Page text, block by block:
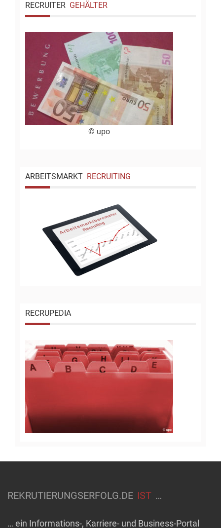
RECRUITER GEHÄLTER
© upo
ARBEITSMARKT RECRUITING
RECRUPEDIA
REKRUTIERUNGSERFOLG.DE IST …
… ein Informations-, Karriere- und Business-Portal